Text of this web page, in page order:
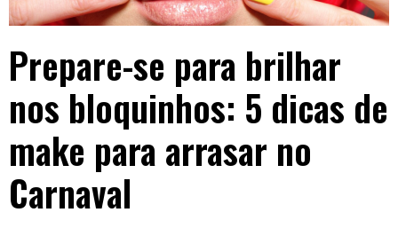
Prepare-se para brilhar
nos bloquinhos: 5 dicas de
make para arrasar no
Carnaval